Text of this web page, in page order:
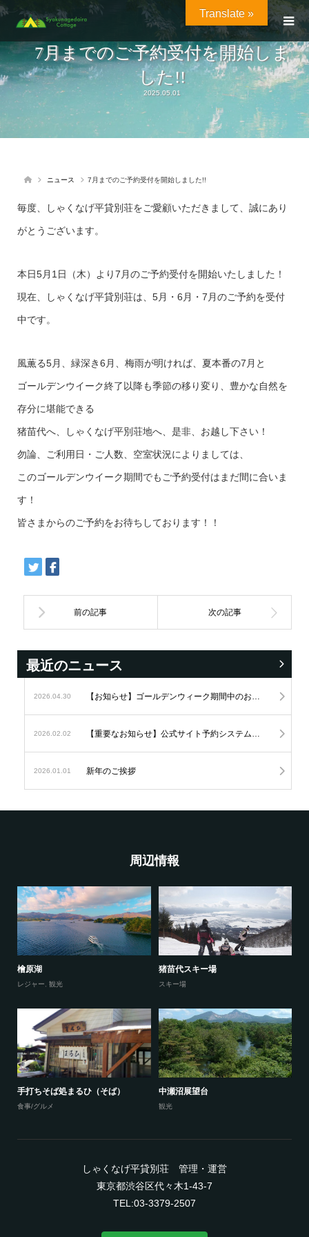
7月までのご予約受付を開始しま
した!!
2025.05.01
ニュース 7月までのご予約受付を開始しました!!
毎度、しゃくなげ平貸別荘をご愛顧いただきまして、誠にあり
がとうございます。
本日5月1日（木）より7月のご予約受付を開始いたしました！
現在、しゃくなげ平貸別荘は、5月・6月・7月のご予約を受付
中です。
風薫る5月、緑深き6月、梅雨が明ければ、夏本番の7月と
ゴールデンウイーク終了以降も季節の移り変り、豊かな自然を
存分に堪能できる
猪苗代へ、しゃくなげ平別荘地へ、是非、お越し下さい！
勿論、ご利用日・ご人数、空室状況によりましては、
このゴールデンウイーク期間でもご予約受付はまだ間に合いま
す！
皆さまからのご予約をお待ちしております！！
最近のニュース
2026.04.30 【お知らせ】ゴールデンウィーク期間中のお問い合わせにつきまして
2026.02.02 【重要なお知らせ】公式サイト予約システムの変更につきまして
2026.01.01 新年のご挨拶
周辺情報
檜原湖
レジャー 観光
猪苗代スキー場
スキー場
手打ちそば処まるひ（そば）
食事/グルメ
中瀬沼展望台
観光
しゃくなげ平貸別荘 管理・運営
東京都渋谷区代々木1-43-7
TEL:03-3379-2507
Translate »